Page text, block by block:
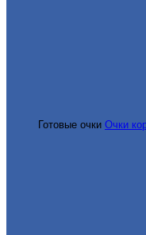
Готовые очки Очки